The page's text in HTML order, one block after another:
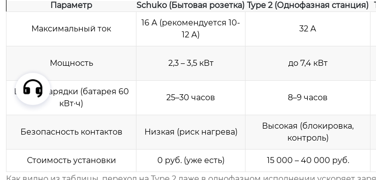
Параметр Schuko (Бытовая розетка) Type 2 (Однофазная станция)
Максимальный ток
16 А (рекомендуется 10-
12 А)
32 А
Мощность 2,3 – 3,5 кВт до 7,4 кВт
Время зарядки (батарея 60
кВт·ч)
25–30 часов 8–9 часов
Безопасность контактов Низкая (риск нагрева)
Высокая (блокировка,
контроль)
Стоимость установки 0 руб. (уже есть) 15 000 – 40 000 руб.